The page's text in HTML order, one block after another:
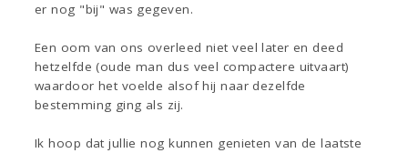
er nog "bij" was gegeven.
Een oom van ons overleed niet veel later en deed
hetzelfde (oude man dus veel compactere uitvaart)
waardoor het voelde alsof hij naar dezelfde
bestemming ging als zij.
Ik hoop dat jullie nog kunnen genieten van de laatste